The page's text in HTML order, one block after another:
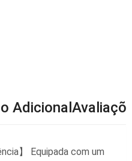
Adicional
】 Equipada com um